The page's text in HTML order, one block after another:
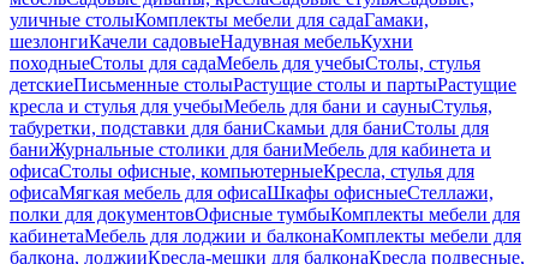
уличные столыКомплекты мебели для садаГамаки,
шезлонгиКачели садовыеНадувная мебельКухни
походныеСтолы для садаМебель для учебыСтолы, стулья
детскиеПисьменные столыРастущие столы и партыРастущие
кресла и стулья для учебыМебель для бани и сауныСтулья,
табуретки, подставки для баниСкамьи для баниСтолы для
баниЖурнальные столики для баниМебель для кабинета и
офисаСтолы офисные, компьютерныеКресла, стулья для
офисаМягкая мебель для офисаШкафы офисныеСтеллажи,
полки для документовОфисные тумбыКомплекты мебели для
кабинетаМебель для лоджии и балконаКомплекты мебели для
балкона, лоджииКресла-мешки для балконаКресла подвесные,